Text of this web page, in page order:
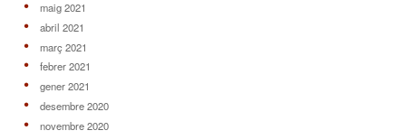
maig 2021
abril 2021
març 2021
febrer 2021
gener 2021
desembre 2020
novembre 2020